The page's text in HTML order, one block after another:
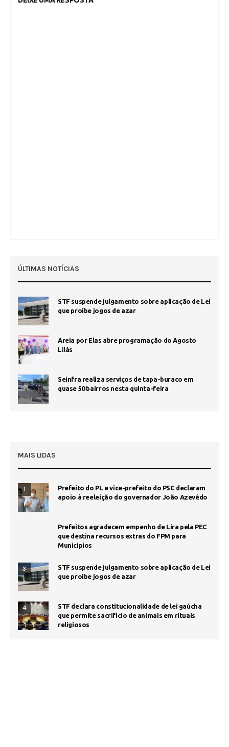
ÚLTIMAS NOTÍCIAS
STF suspende julgamento sobre aplicação de Lei
que proíbe jogos de azar
Areia por Elas abre programação do Agosto
Lilás
Seinfra realiza serviços de tapa-buraco em
quase 50 bairros nesta quinta-feira
MAIS LIDAS
1
Prefeito do PL e vice-prefeito do PSC declaram
apoio à reeleição do governador João Azevêdo
Prefeitos agradecem empenho de Lira pela PEC
que destina recursos extras do FPM para
Municípios
3
STF suspende julgamento sobre aplicação de Lei
que proíbe jogos de azar
4
STF declara constitucionalidade de lei gaúcha
que permite sacrifício de animais em rituais
religiosos